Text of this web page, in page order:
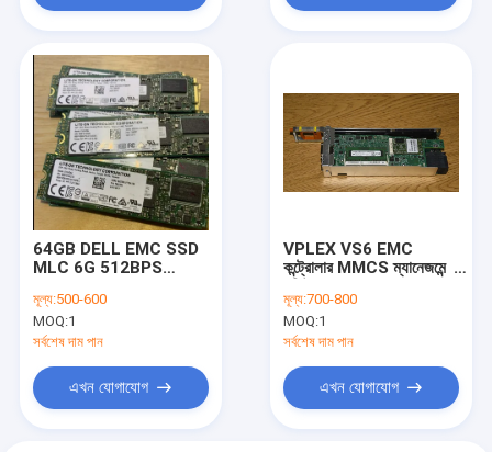
64GB DELL EMC SSD
MLC 6G 512BPS
মূল্য:500-600
MOQ:1
সর্বশেষ দাম পান
এখন যোগাযোগ
VPLEX VS6 EMC
কন্ট্রোলার MMCS ম্যানেজমেন্ট
128GB MLC SSD 100-
564-195-04
মূল্য:700-800
MOQ:1
সর্বশেষ দাম পান
এখন যোগাযোগ